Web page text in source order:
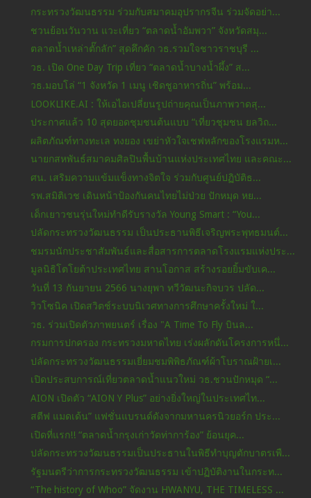
กระทรวงวัฒนธรรม ร่วมกับสมาคมอุปรากรจีน ร่วมจัดอย่า...
ชวนย้อนวันวาน แวะเที่ยว “ตลาดน้ำอัมพวา” จังหวัดสมุ...
ตลาดน้ำเหล่าตั๊กลัก” สุดคึกคัก วธ.รวมใจชาวราชบุรี ...
วธ. เปิด One Day Trip เที่ยว “ตลาดน้ำบางน้ำผึ้ง” ส...
วธ.มอบโล่ “1 จังหวัด 1 เมนู เชิดชูอาหารถิ่น” พร้อม...
LOOKLIKE.AI : ให้เอไอเปลี่ยนรูปถ่ายคุณเป็นภาพวาดสุ...
ประกาศแล้ว 10 สุดยอดชุมชนต้นแบบ “เที่ยวชุมชน ยลวิถ...
ผลิตภัณฑ์ทางทะเล ทงยอง เขย่าหัวใจเชฟหลักของโรงแรมห...
นายกสหพันธ์สมาคมศิลปินพื้นบ้านแห่งประเทศไทย และคณะ...
ศน. เสริมความแข้มแข็งทางจิตใจ ร่วมกับศูนย์ปฏิบัติธ...
รพ.สมิติเวช เดินหน้าป้องกันคนไทยไม่ป่วย ปักหมุด หย...
เด็กเยาวชนรุ่นใหม่ทำดีรับรางวัล Young Smart : “You...
ปลัดกระทรวงวัฒนธรรม เป็นประธานพิธีเจริญพระพุทธมนต์...
ชมรมนักประชาสัมพันธ์และสื่อสารการตลาดโรงแรมแห่งประ...
มูลนิธิโตโยต้าประเทศไทย สานโอกาส สร้างรอยยิ้มขับเค...
วันที่ 13 กันยายน 2566 นางยุพา ทวีวัฒนะกิจบวร ปลัด...
วิวโซนิค เปิดสวิตช์ระบบนิเวศทางการศึกษาครั้งใหม่ ใ...
วธ. ร่วมเปิดตัวภาพยนตร์ เรื่อง "A Time To Fly บินล...
กรมการปกครอง กระทรวงมหาดไทย เร่งผลักดันโครงการหนึ่...
ปลัดกระทรวงวัฒนธรรมเยี่ยมชมพิพิธภัณฑ์ผ้าโบราณฝ้ายเ...
เปิดประสบการณ์เที่ยวตลาดน้ำแนวใหม่ วธ.ชวนปักหมุด “...
AION เปิดตัว “AION Y Plus” อย่างยิ่งใหญ่ในประเทศไท...
สตีฟ แมดเด้น” แฟชั่นแบรนด์ดังจากมหานครนิวยอร์ก ประ...
เปิดที่แรก!! “ตลาดน้ำกรุงเก่าวัดท่าการ้อง” ย้อนยุค...
ปลัดกระทรวงวัฒนธรรมเป็นประธานในพิธีทำบุญตักบาตรเพื...
รัฐมนตรีว่าการกระทรวงวัฒนธรรม เข้าปฏิบัติงานในกระท...
“The history of Whoo” จัดงาน HWANYU, THE TIMELESS ...